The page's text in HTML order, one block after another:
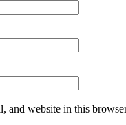
and website in this